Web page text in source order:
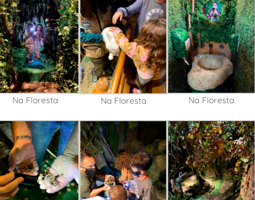
Na Floresta Na Floresta Na Floresta